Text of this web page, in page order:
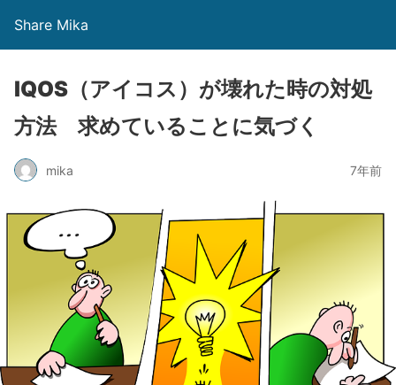
Share Mika
IQOS（アイコス）が壊れた時の対処
方法 求めていることに気づく
mika 7年前